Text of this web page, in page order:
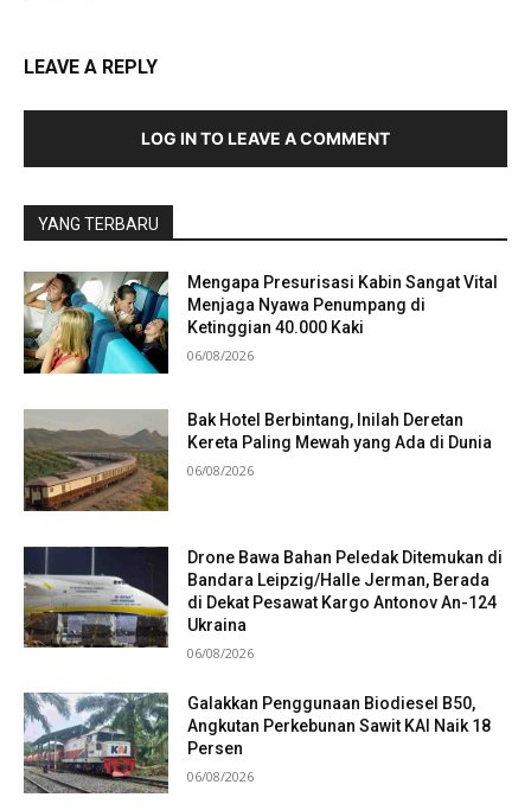
LEAVE A REPLY
LOG IN TO LEAVE A COMMENT
YANG TERBARU
Mengapa Presurisasi Kabin Sangat Vital
Menjaga Nyawa Penumpang di
Ketinggian 40.000 Kaki
06/08/2026
Bak Hotel Berbintang, Inilah Deretan
Kereta Paling Mewah yang Ada di Dunia
06/08/2026
Drone Bawa Bahan Peledak Ditemukan di
Bandara Leipzig/Halle Jerman, Berada
di Dekat Pesawat Kargo Antonov An-124
Ukraina
06/08/2026
Galakkan Penggunaan Biodiesel B50,
Angkutan Perkebunan Sawit KAI Naik 18
Persen
06/08/2026